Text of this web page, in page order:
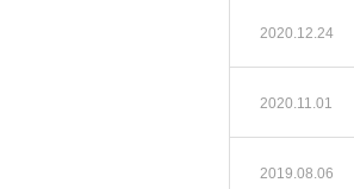
2020.12.24
2020.11.01
2019.08.06